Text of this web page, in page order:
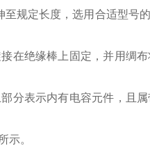
规定长度，选用合适型号
在绝缘棒上固定，并用绸
分表示内有电容元件，且
示。